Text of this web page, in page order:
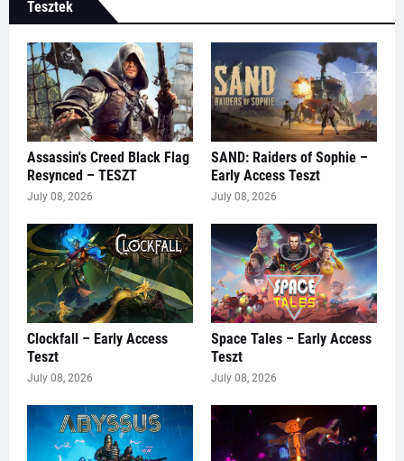
Tesztek
Assassin's Creed Black Flag
Resynced – TESZT
July 08, 2026
SAND: Raiders of Sophie –
Early Access Teszt
July 08, 2026
Clockfall – Early Access
Teszt
July 08, 2026
Space Tales – Early Access
Teszt
July 08, 2026